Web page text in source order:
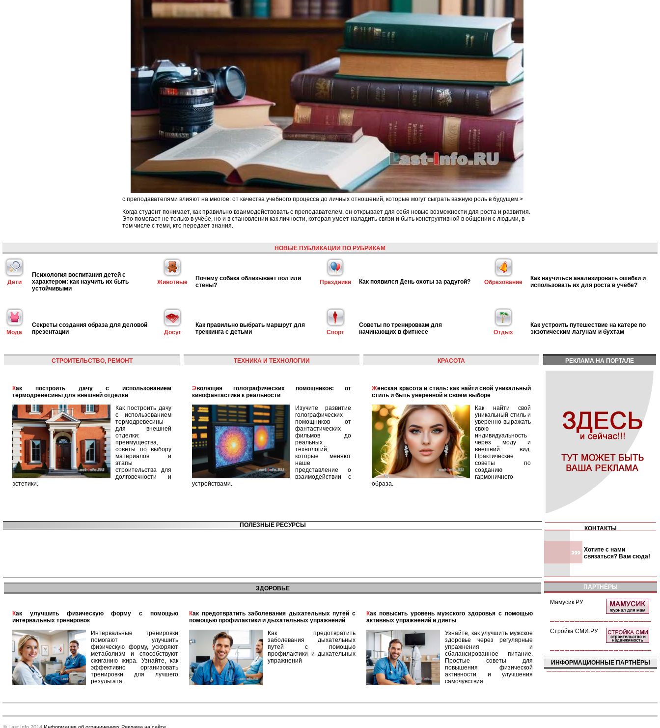
с преподавателями влияют на многое: от качества учебного процесса до личных отношений, которые могут сыграть важную роль в будущем.>
Когда студент понимает, как правильно взаимодействовать с преподавателем, он открывает для себя новые возможности для роста и развития.
Это помогает не только в учёбе, но и в становлении как личности, которая умеет наладить связи и быть конструктивной в общении с людьми, в
том числе с теми, кто передает знания.
НОВЫЕ ПУБЛИКАЦИИ ПО РУБРИКАМ
Дети
Психология воспитания детей с
характером: как научить их быть
устойчивыми
Животные
Почему собака облизывает пол или
стены?
Праздники Как появился День охоты за радугой? Образование
Как научиться анализировать ошибки и
использовать их для роста в учёбе?
Мода
Секреты создания образа для деловой
презентации
Досуг
Как правильно выбрать маршрут для
треккинга с детьми
Спорт
Советы по тренировкам для
начинающих в фитнесе
Отдых
Как устроить путешествие на катере по
экзотическим лагунам и бухтам
СТРОИТЕЛЬСТВО, РЕМОНТ
Как построить дачу с использованием
термодревесины для внешней отделки
Как построить дачу
с использованием
термодревесины
для внешней
отделки:
преимущества,
советы по выбору
материалов и
этапы
строительства для
долговечности и
эстетики.
ТЕХНИКА И ТЕХНОЛОГИИ
Эволюция голографических помощников: от
кинофантастики к реальности
Изучите развитие
голографических
помощников от
фантастических
фильмов до
реальных
технологий,
которые меняют
наше
представление о
взаимодействии с
устройствами.
КРАСОТА
Женская красота и стиль: как найти свой уникальный
стиль и быть уверенной в своем выборе
Как найти свой
уникальный стиль и
уверенно выражать
свою
индивидуальность
через моду и
внешний вид.
Практические
советы по
созданию
гармоничного
образа.
РЕКЛАМА НА ПОРТАЛЕ
ПОЛЕЗНЫЕ РЕСУРСЫ КОНТАКТЫ
Хотите с нами
связаться? Вам сюда!
ЗДОРОВЬЕ
Как улучшить физическую форму с помощью
интервальных тренировок
Интервальные тренировки
помогают улучшить
физическую форму, ускоряют
метаболизм и способствуют
сжиганию жира. Узнайте, как
эффективно организовать
тренировки для лучшего
результата.
Как предотвратить заболевания дыхательных путей с
помощью профилактики и дыхательных упражнений
Как предотвратить
заболевания дыхательных
путей с помощью
профилактики и дыхательных
упражнений
Как повысить уровень мужского здоровья с помощью
активных упражнений и диеты
Узнайте, как улучшить мужское
здоровье через регулярные
упражнения и
сбалансированное питание.
Простые советы для
повышения физической
активности и улучшения
самочувствия.
ПАРТНЁРЫ
Мамусик.РУ
Стройка СМИ.РУ
ИНФОРМАЦИОННЫЕ ПАРТНЁРЫ